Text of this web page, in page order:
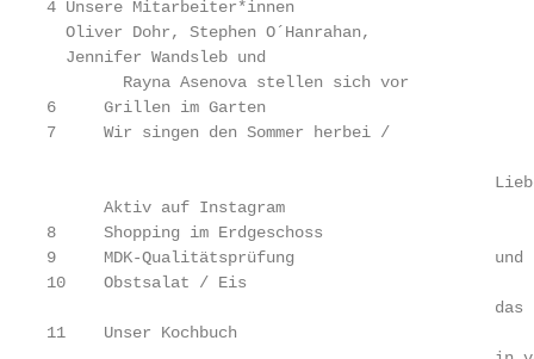
4 Unsere Mitarbeiter*innen
  Oliver Dohr, Stephen O´Hanrahan,
  Jennifer Wandsleb und
6     Grillen im Garten
7     Wir singen den Sommer herbei /
      Aktiv auf Instagram
8     Shopping im Erdgeschoss
9     MDK-Qualitätsprüfung                     und
10    Obstsalat / Eis
11    Unser Kochbuch